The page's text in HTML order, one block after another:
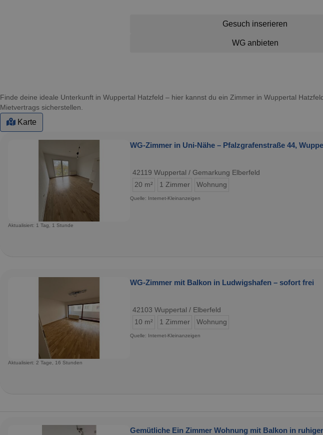
Gesuch inserieren
WG anbieten
Finde deine ideale Unterkunft in Wuppertal Hatzfeld – hier kannst du ein Zimmer in Wuppertal
Mietvertrags sicherstellen.
Karte
WG-Zimmer in Uni-Nähe – Pfalzgrafenstraße 44,
42119 Wuppertal / Gemarkung Elberfeld
20 m²
1 Zimmer Wohnung
Quelle: Internet-Kleinanzeigen
Aktualisiert: 1 Tag, 1 Stunde
WG-Zimmer mit Balkon in Ludwigshafen – sofort frei
42103 Wuppertal / Elberfeld
10 m²
1 Zimmer Wohnung
Quelle: Internet-Kleinanzeigen
Aktualisiert: 2 Tage, 16 Stunden
Gemütliche Ein Zimmer Wohnung mit Balkon in